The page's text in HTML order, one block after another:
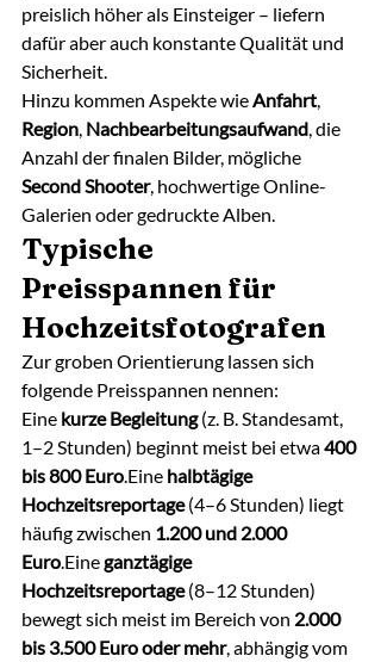
preislich höher als Einsteiger – liefern
dafür aber auch konstante Qualität und
Sicherheit.
Hinzu kommen Aspekte wie Anfahrt,
Region, Nachbearbeitungsaufwand, die
Anzahl der finalen Bilder, mögliche
Second Shooter, hochwertige Online-
Galerien oder gedruckte Alben.
Typische
Preisspannen für
Hochzeitsfotografen
Zur groben Orientierung lassen sich
folgende Preisspannen nennen:
Eine kurze Begleitung (z. B. Standesamt,
1–2 Stunden) beginnt meist bei etwa 400
bis 800 Euro.Eine halbtägige
Hochzeitsreportage (4–6 Stunden) liegt
häufig zwischen 1.200 und 2.000
Euro.Eine ganztägige
Hochzeitsreportage (8–12 Stunden)
bewegt sich meist im Bereich von 2.000
bis 3.500 Euro oder mehr, abhängig vom